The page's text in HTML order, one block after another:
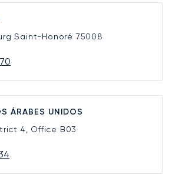
Saint-Honoré 75008
ÁRABES UNIDOS
4, Office B03